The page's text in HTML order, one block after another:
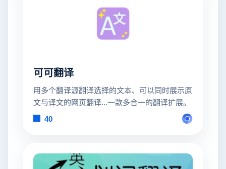
可可翻译
用多个翻译源翻译选择的文本、可以同时展示原
文与译文的网页翻译...一款多合一的翻译扩展。
40